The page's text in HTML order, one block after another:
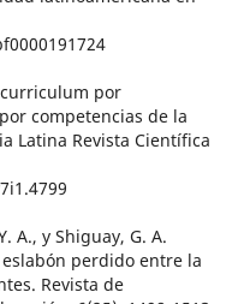
curriculum por
competencias de la
Latina Revista Científica
A., y Shiguay, G. A.
perdido entre la
Revista de